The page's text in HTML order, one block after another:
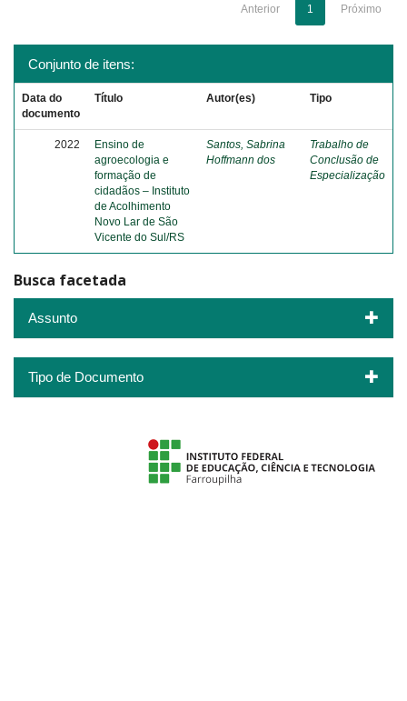
Anterior 1 Próximo
Conjunto de itens:
Data do
documento
Título Autor(es) Tipo
2022
Ensino de
agroecologia e
formação de
cidadãos – Instituto
de Acolhimento
Novo Lar de São
Vicente do Sul/RS
Santos, Sabrina
Hoffmann dos
Trabalho de
Conclusão de
Especialização
Busca facetada
Assunto
Tipo de Documento